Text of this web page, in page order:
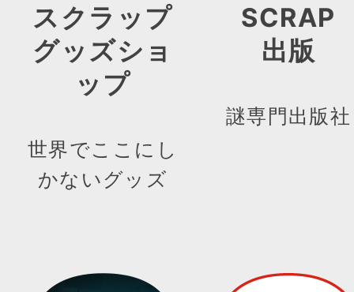
スクラップ
グッズショ
ップ
世界でここにし
かないグッズ
SCRAP
出版
謎専門出版社